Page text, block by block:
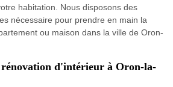
habitation. Nous disposons des
nécessaire pour prendre en main la
ou maison dans la ville de Oron-
rénovation d'intérieur à Oron-la-